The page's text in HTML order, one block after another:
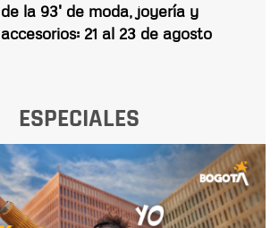
de la 93' de moda, joyería y
accesorios: 21 al 23 de agosto
ESPECIALES